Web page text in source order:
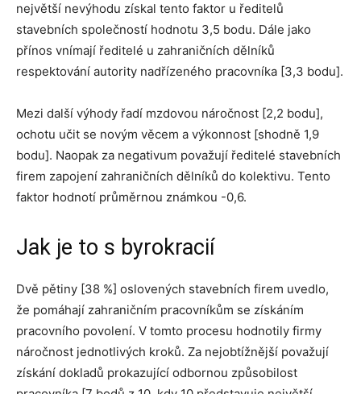
největší nevýhodu získal tento faktor u ředitelů
stavebních společností hodnotu 3,5 bodu. Dále jako
přínos vnímají ředitelé u zahraničních dělníků
respektování autority nadřízeného pracovníka [3,3 bodu].
Mezi další výhody řadí mzdovou náročnost [2,2 bodu],
ochotu učit se novým věcem a výkonnost [shodně 1,9
bodu]. Naopak za negativum považují ředitelé stavebních
firem zapojení zahraničních dělníků do kolektivu. Tento
faktor hodnotí průměrnou známkou -0,6.
Jak je to s byrokracií
Dvě pětiny [38 %] oslovených stavebních firem uvedlo,
že pomáhají zahraničním pracovníkům se získáním
pracovního povolení. V tomto procesu hodnotily firmy
náročnost jednotlivých kroků. Za nejobtížnější považují
získání dokladů prokazující odbornou způsobilost